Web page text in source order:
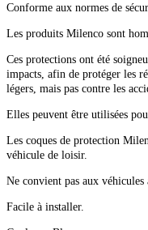
Conforme aux normes de
Les produits Milenco sont
Ces protections ont été
impacts, afin de protéger les
légers, mais pas contre les
Elles peuvent être utilisées
Les coques de protection
véhicule de loisir.
Ne convient pas aux véhicules
Facile à installer.